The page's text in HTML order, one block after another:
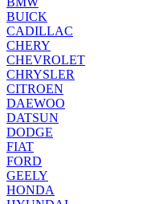
BUICK
CADILLAC
CHERY
CHEVROLET
CHRYSLER
CITROEN
DAEWOO
DATSUN
DODGE
FIAT
FORD
GEELY
HONDA